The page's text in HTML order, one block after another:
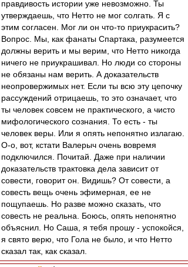
правдивость истории уже невозможно. Ты
утверждаешь, что Нетто не мог солгать. Я с
этим согласен. Мог ли он что-то приукрасить?
Вопрос. Мы, как фанаты Спартака, разумеется
должны верить и мы верим, что Нетто никогда
ничего не приукрашивал. Но люди со стороны
не обязаны нам верить. А доказательств
неопровержимых нет. Если ты всю эту цепочку
рассуждений отрицаешь, то это означает, что
ты человек совсем не практического, а чисто
мифологического сознания. То есть - ты
человек веры. Или я опять непонятно излагаю.
О-о, вот, кстати Валерыч очень вовремя
подключился. Почитай. Даже при наличии
доказательств трактовка дела зависит от
совести, говорит он. Видишь? От совести, а
совесть вещь очень эфимерная, ее не
пощупаешь. Но разве можно сказать, что
совесть не реальна. Боюсь, опять непонятно
объяснил. Но Саша, я тебя прошу - успокойся,
я свято верю, что Гола не было, и что Нетто
сказал так, как сказал.